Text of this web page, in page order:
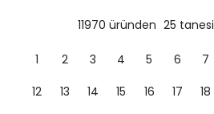
11970 üründen 25 tanesi
1 2 3 4 5 6 7
12
13 14 15 16 17 18